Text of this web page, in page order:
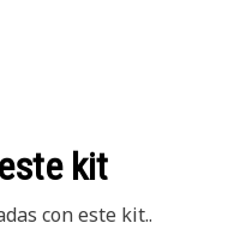
kit
con este kit..